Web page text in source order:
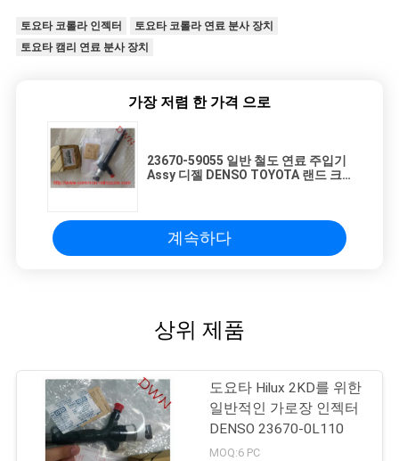
토요타 코롤라 인젝터
토요타 코롤라 연료 분사 장치
토요타 캠리 연료 분사 장치
가장 저렴 한 가격 으로
23670-59055 일반 철도 연료 주입기
Assy 디젤 DENSO TOYOTA 랜드 크
계속하다
상위 제품
도요타 Hilux 2KD를 위한
일반적인 가로장 인젝터
DENSO 23670-0L110
MOQ:6 PC